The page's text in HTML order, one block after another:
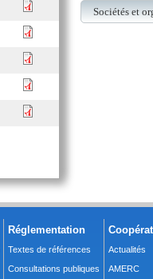
Sociétés et
Réglementation
Textes de références
Consultations publiques
Actualités
AMERC